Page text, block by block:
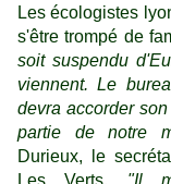
Les écologistes
s'être trompé de
soit suspendu
viennent. Le
devra accorder
partie de notre
Durieux, le